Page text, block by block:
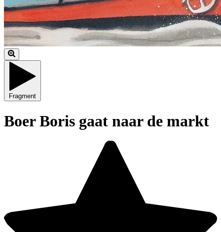
Fragment
Boer Boris gaat naar de markt